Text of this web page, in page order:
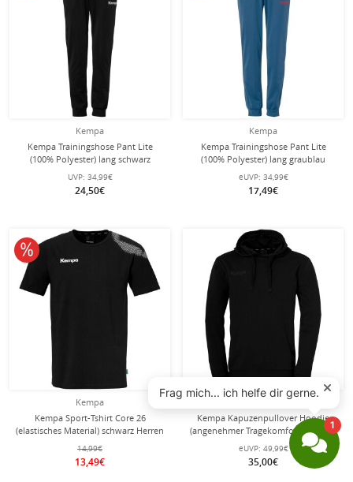
Kempa
Kempa Trainingshose Pant Lite
(100% Polyester) lang schwarz
Herren
UVP: 34,99€
24,50€
Kempa
Kempa Trainingshose Pant Lite
(100% Polyester) lang graublau
Herren
eUVP: 34,99€
17,49€
Kempa
Kempa Sport-Tshirt Core 26
(elastisches Material) schwarz Herren
14,99€
13,49€
10% reduziert
Kempa Kapuzenpullover Hoodie
(angenehmer Tragekomfort) schwarz
Herren
eUVP: 49,99€
35,00€